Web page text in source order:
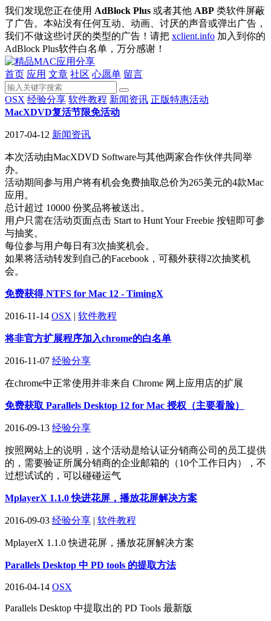
我们发现您正在使用 AdBlock Plus 或者其他 ABP 类软件屏蔽
了广告。本站没有任何互动、动画、讨厌的声音或弹出广告，
我们不做这些讨厌的类型的广告！请把 xclient.info 加入到你的
AdBlock Plus软件白名单，万分感谢！
首页 应用 文章 社区 心愿单 留言
OSX 经验分享 软件教程 新闻资讯 正版特惠活动
MacXDVD复活节限免活动
2017-04-12 新闻资讯
本次活动由MacXDVD Software与其他两家合作伙伴共同举
办。
活动期间参与用户将有机会免费抽取总价为265美元的4款Mac
应用。
总计超过 10000 份奖品将被送出。
用户只需在活动页面点击 Start to Hunt Your Freebie 按钮即可参
与抽奖。
每位参与用户每日有3次抽奖机会。
如果将活动转发到自己的Facebook，可额外获得2次抽奖机
会。
免费获得 NTFS for Mac 12 - TimingX
2016-11-14 OSX | 软件教程
将非官方扩展程序加入chrome的白名单
2016-11-07 经验分享
在chrome中正常使用并非来自 Chrome 网上应用店的扩展
免费获取 Parallels Desktop 12 for Mac 授权（主要看脸）
2016-09-13 经验分享
按照网站上的说明，这个活动是给认证分销商公司的员工提供
的，需要验证所属分销商的企业邮箱的（10个工作日内），不
过想试试的，可以碰碰运气
MplayerX 1.1.0 快进花屏，播放花屏解决方案
2016-09-03 经验分享 | 软件教程
MplayerX 1.1.0 快进花屏，播放花屏解决方案
Parallels Desktop 中 PD tools 的提取方法
2016-04-14 OSX
Parallels Desktop 中提取出的 PD Tools 最新版